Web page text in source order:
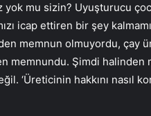
yok mu sizin? Uyuşturucu
icap ettiren bir şey
memnun olmuyordu, çay
memnundu. Şimdi halinden
‘Üreticinin hakkını nasıl